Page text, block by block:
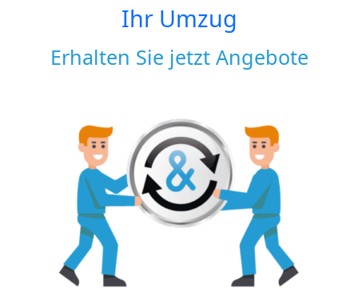
Ihr Umzug
Erhalten Sie jetzt Angebote